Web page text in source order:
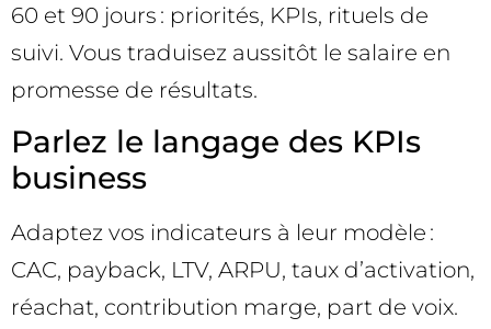
60 et 90 jours : priorités, KPIs, rituels de
suivi. Vous traduisez aussitôt le salaire en
promesse de résultats.
Parlez le langage des KPIs
business
Adaptez vos indicateurs à leur modèle :
CAC, payback, LTV, ARPU, taux d’activation,
réachat, contribution marge, part de voix.